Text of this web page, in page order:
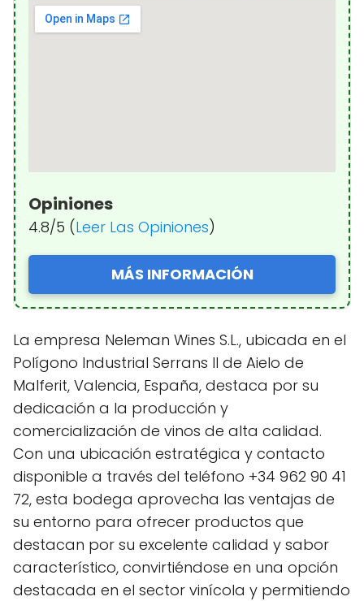
Opiniones
4.8/5 (Leer Las Opiniones)
MÁS INFORMACIÓN
La empresa Neleman Wines S.L., ubicada en el
Polígono Industrial Serrans II de Aielo de
Malferit, Valencia, España, destaca por su
dedicación a la producción y
comercialización de vinos de alta calidad.
Con una ubicación estratégica y contacto
disponible a través del teléfono +34 962 90 41
72, esta bodega aprovecha las ventajas de
su entorno para ofrecer productos que
destacan por su excelente calidad y sabor
característico, convirtiéndose en una opción
destacada en el sector vinícola y permitiendo